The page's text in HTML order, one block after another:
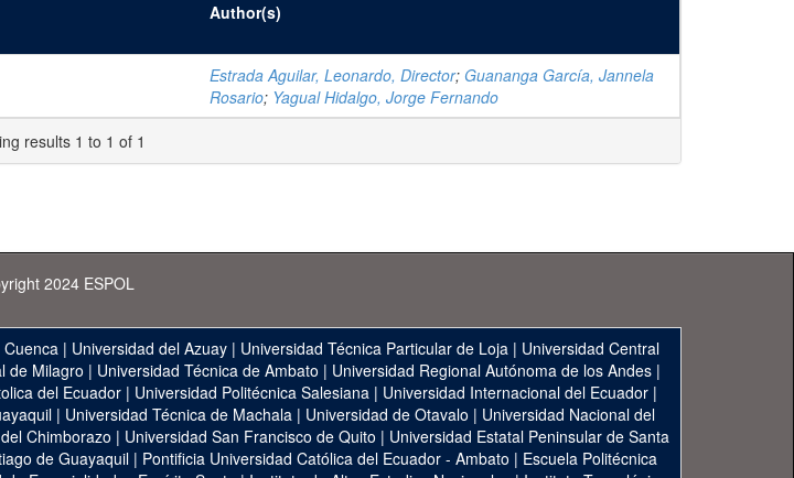
Author(s)
Estrada Aguilar, Leonardo, Director; Guananga García, Jannela
Rosario; Yagual Hidalgo, Jorge Fernando
results 1 to 1 of 1
2024 ESPOL
Cuenca | Universidad del Azuay | Universidad Técnica Particular de Loja | Universidad Central
de Milagro | Universidad Técnica de Ambato | Universidad Regional Autónoma de los Andes|
del Ecuador| Universidad Politécnica Salesiana| Universidad Internacional del Ecuador|
| Universidad Técnica de Machala | Universidad de Otavalo | Universidad Nacional del
Chimborazo | Universidad San Francisco de Quito | Universidad Estatal Peninsular de Santa
de Guayaquil | Pontificia Universidad Católica del Ecuador - Ambato | Escuela Politécnica